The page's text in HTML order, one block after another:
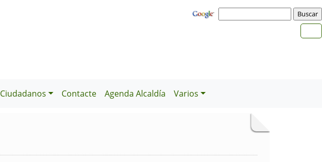
Ciudadanos Contacte Agenda Alcaldía Varios